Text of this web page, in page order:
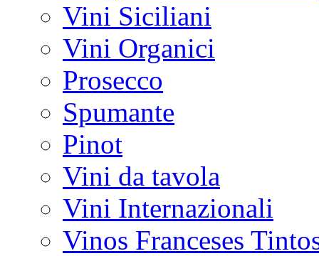
Vini Siciliani
Vini Organici
Prosecco
Spumante
Pinot
Vini da tavola
Vini Internazionali
Vinos Franceses